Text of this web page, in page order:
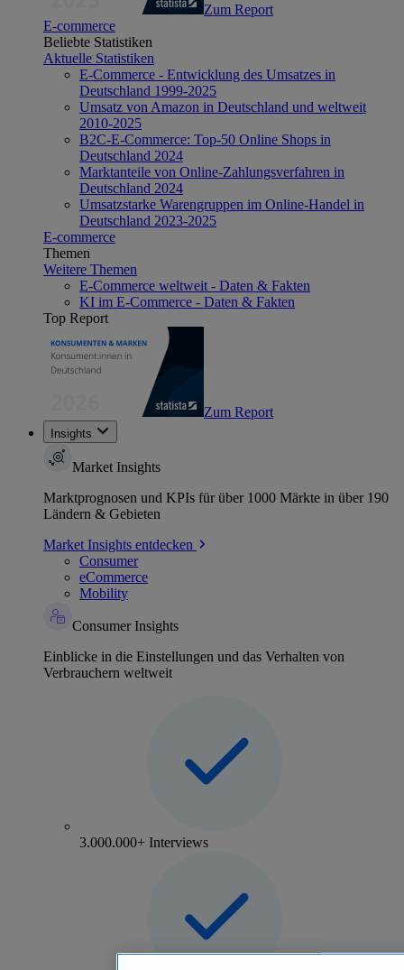
Zum Report
E-commerce
Beliebte Statistiken
Aktuelle Statistiken
E-Commerce - Entwicklung des Umsatzes in
Deutschland 1999-2025
Umsatz von Amazon in Deutschland und weltweit
2010-2025
B2C-E-Commerce: Top-50 Online Shops in
Deutschland 2024
Marktanteile von Online-Zahlungsverfahren in
Deutschland 2024
Umsatzstarke Warengruppen im Online-Handel in
Deutschland 2023-2025
E-commerce
Themen
Weitere Themen
E-Commerce weltweit - Daten & Fakten
KI im E-Commerce - Daten & Fakten
Top Report
Zum Report
Insights
Market Insights
Marktprognosen und KPIs für über 1000 Märkte in über 190
Ländern & Gebieten
Market Insights entdecken
Consumer
eCommerce
Mobility
Consumer Insights
Einblicke in die Einstellungen und das Verhalten von
Verbrauchern weltweit
3.000.000+ Interviews